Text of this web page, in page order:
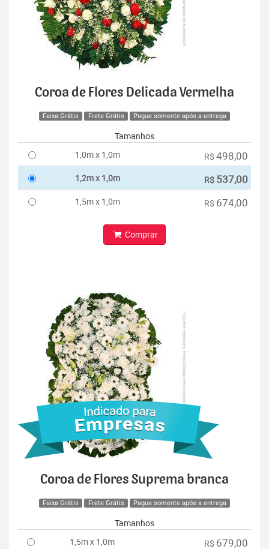
Coroa de Flores Delicada Vermelha
Faixa Grátis Frete Grátis Pague somente após a entrega
Tamanhos
1,0m x 1,0m
R$ 498,00
1,2m x 1,0m R$ 537,00
1,5m x 1,0m R$ 674,00
Comprar
Coroa de Flores Suprema branca
Faixa Grátis Frete Grátis Pague somente após a entrega
Tamanhos
1,5m x 1,0m
R$ 679,00